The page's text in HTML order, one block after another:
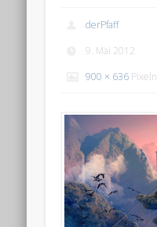
derPfaff
9. Mai 2012
900 × 636 Pixeln